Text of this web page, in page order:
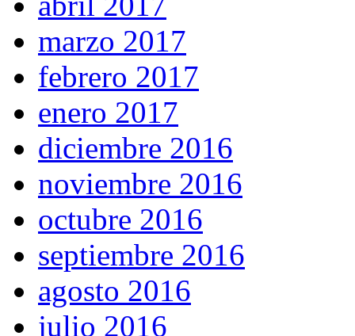
marzo 2017
febrero 2017
enero 2017
diciembre 2016
noviembre 2016
octubre 2016
septiembre 2016
agosto 2016
julio 2016